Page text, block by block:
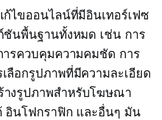
ก้ไขออนไลน์ที่มีอินเทอร์เฟซ
ชันพื้นฐานทั้งหมด เช่น การ
รควบคุมความคมชัด การ
ลือกรูปภาพที่มีความละเอียด
างรูปภาพสำหรับโฆษณา
อินโฟกราฟิก และอื่นๆ มัน